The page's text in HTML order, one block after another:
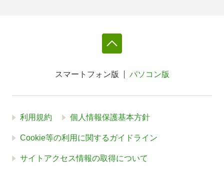
スマートフォン版 パソコン版
利用規約 個人情報保護基本方針
Cookie等の利用に関するガイドライン
サイトアクセス情報の取得について